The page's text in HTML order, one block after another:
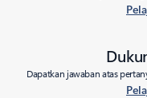
Dapatkan jawaban atas